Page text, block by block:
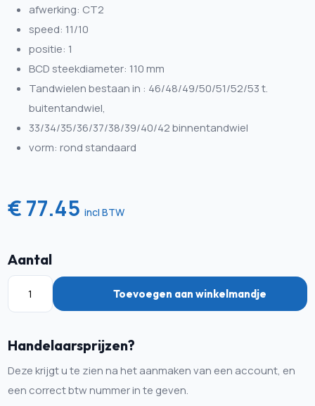
afwerking: CT2
speed: 11/10
positie: 1
BCD steekdiameter: 110 mm
Tandwielen bestaan in : 46/48/49/50/51/52/53 t.
buitentandwiel,
33/34/35/36/37/38/39/40/42 binnentandwiel
vorm: rond standaard
€ 77.45incl BTW
Aantal
Toevoegen aan winkelmandje
Handelaarsprijzen?
Deze krijgt u te zien na het aanmaken van een account, en
een correct btw nummer in te geven.